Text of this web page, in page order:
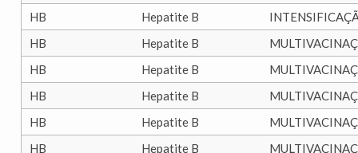
HB
Hepatite B
HB
Hepatite B
HB
Hepatite B
HB
Hepatite B
HB
Hepatite B
HB
Hepatite B